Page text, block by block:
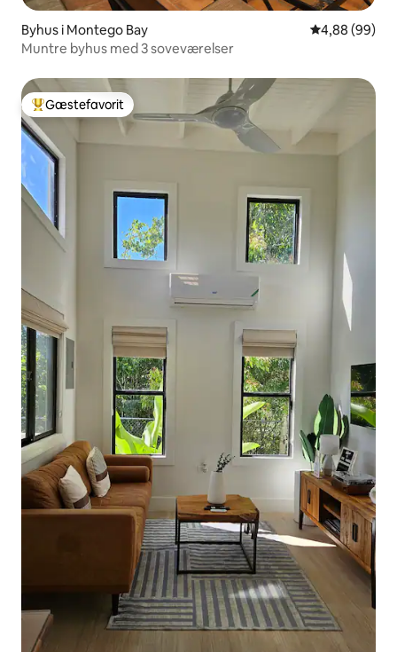
Byhus i Montego Bay 4,88 ud af 5 i
4,88 (99)
Muntre byhus med 3 soveværelser
Bedste gæstefavorit
Gæstefavorit